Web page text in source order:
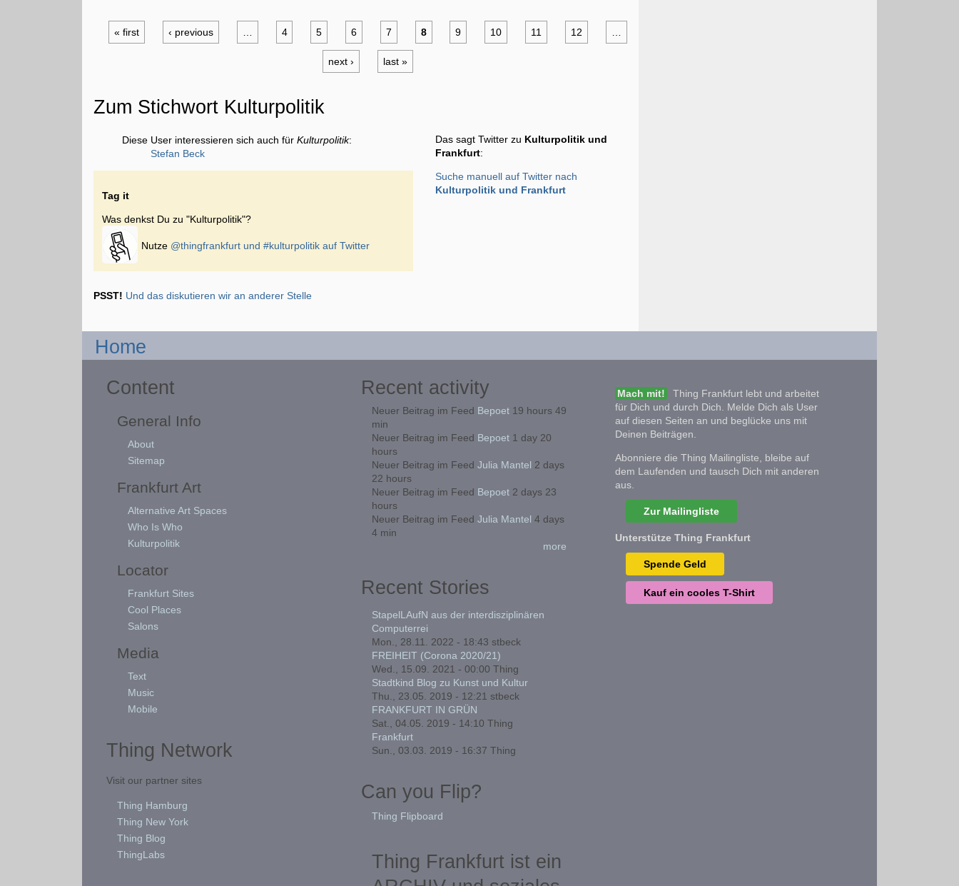
« first ‹ previous 4 5 6 7 8 9 10 11 12
next › last »
Zum Stichwort Kulturpolitik
Diese User interessieren sich auch fürKulturpolitik:
Stefan Beck
Tag it
Was denkst Du zu "Kulturpolitik"?
Nutze @thingfrankfurt und#kulturpolitik auf Twitter
Das sagt Twitter zu Kulturpolitik und
Frankfurt:
Suche manuell auf Twitter nach
Kulturpolitik und Frankfurt
PSST! Und das diskutieren wir an anderer Stelle
Home
Content
General Info
About
Sitemap
Frankfurt Art
Alternative Art Spaces
Who Is Who
Kulturpolitik
Locator
Frankfurt Sites
Cool Places
Salons
Media
Text
Music
Mobile
Thing Network
Visit our partner sites
Thing Hamburg
Thing New York
Thing Blog
ThingLabs
Recent activity
Neuer Beitrag im Feed Bepoet19 hours 49
min
Neuer Beitrag im Feed Bepoet1 day 20
hours
Neuer Beitrag im Feed Julia Mantel 2 days
22 hours
Neuer Beitrag im Feed Bepoet2 days 23
hours
Neuer Beitrag im Feed Julia Mantel 4 days
4 min
more
Recent Stories
StapelLAufN aus der interdisziplinären
Computerrei
Mon., 28.11. 2022 - 18:43 stbeck
FREIHEIT (Corona 2020/21)
Wed., 15.09. 2021 - 00:00 Thing
Stadtkind Blog zu Kunst und Kultur
Thu., 23.05. 2019 - 12:21 stbeck
FRANKFURT IN GRÜN
Sat., 04.05. 2019 - 14:10 Thing
Frankfurt
Sun., 03.03. 2019 - 16:37 Thing
Can you Flip?
Thing Flipboard
Thing Frankfurt ist ein
Mach mit!
Thing Frankfurt lebt und arbeitet
für Dich und durch Dich. Melde Dich als User
auf diesen Seiten an und beglücke uns mit
Deinen Beiträgen.
Abonniere die Thing Mailingliste, bleibe auf
dem Laufenden und tausch Dich mit anderen
aus.
Zur Mailingliste
Unterstütze Thing Frankfurt
Spende Geld
Kauf ein cooles T-Shirt